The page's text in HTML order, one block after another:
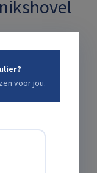
voor jou.